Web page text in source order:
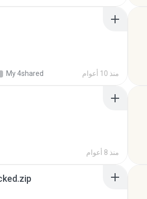
My 4shared منذ 10 أعوام
منذ 8 أعوام